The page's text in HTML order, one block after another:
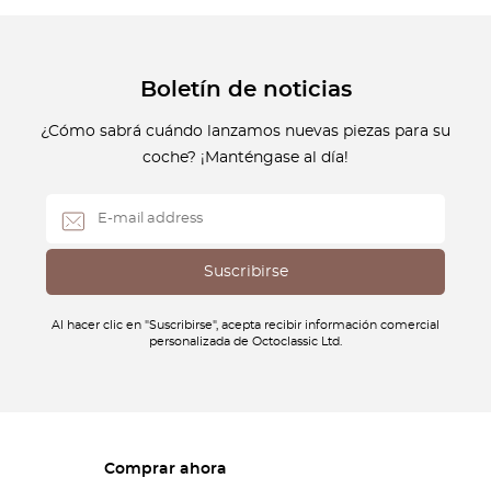
Boletín de noticias
¿Cómo sabrá cuándo lanzamos nuevas piezas para su
coche? ¡Manténgase al día!
Al hacer clic en "Suscribirse", acepta recibir información comercial
personalizada de Octoclassic Ltd.
Comprar ahora